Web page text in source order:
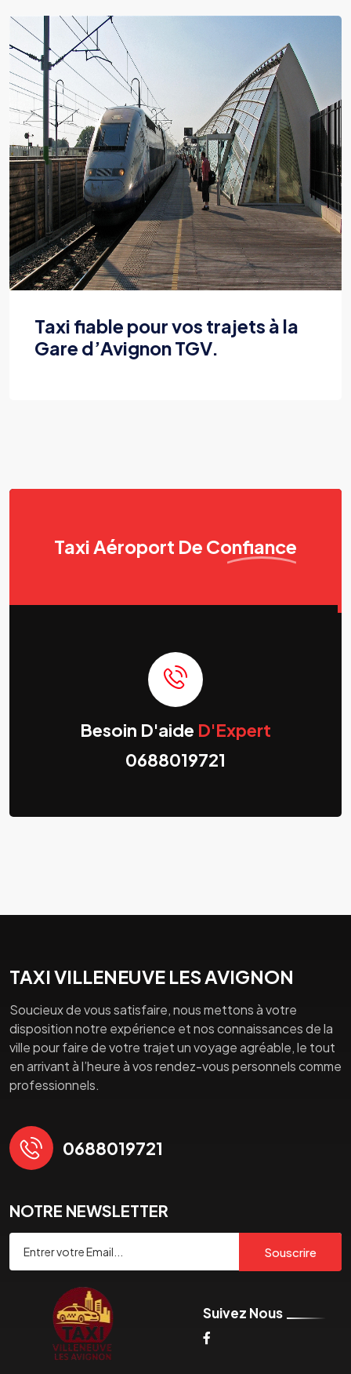
Taxi fiable pour vos trajets à la
Gare d’Avignon TGV.
Taxi Aéroport De Confiance
Besoin D'aide D'Expert
0688019721
TAXI VILLENEUVE LES AVIGNON
Soucieux de vous satisfaire, nous mettons à votre
disposition notre expérience et nos connaissances de la
ville pour faire de votre trajet un voyage agréable, le tout
en arrivant à l’heure à vos rendez-vous personnels comme
professionnels.
0688019721
NOTRE NEWSLETTER
Souscrire
Suivez Nous